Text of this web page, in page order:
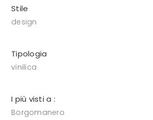
Stile
design
Tipologia
vinilica
I più visti a :
Borgomanero